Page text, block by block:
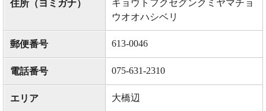
住所（ヨミガナ）
キョウトフクセグンクミヤマチョ
ウオオハシベリ
郵便番号 613-0046
電話番号 075-631-2310
エリア 大橋辺